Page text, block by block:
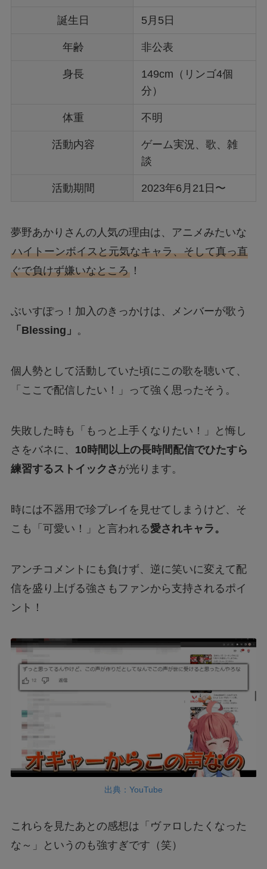
誕生日 5月5日
年齢 非公表
身長
149cm（リンゴ4個
分）
体重 不明
活動内容
ゲーム実況、歌、雑
談
活動期間 2023年6月21日〜
夢野あかりさんの人気の理由は、アニメみたいな
ハイトーンボイスと元気なキャラ、そして真っ直
ぐで負けず嫌いなところ！
ぶいすぽっ！加入のきっかけは、メンバーが歌う
「Blessing」 。
個人勢として活動していた頃にこの歌を聴いて、
「ここで配信したい！」って強く思ったそう。
失敗した時も「もっと上手くなりたい！」と悔し
さをバネに、 10時間以上の長時間配信でひたすら
練習するストイックさ が光ります。
時には不器用で珍プレイを見せてしまうけど、そ
こも「可愛い！」と言われる愛されキャラ。
アンチコメントにも負けず、逆に笑いに変えて配
信を盛り上げる強さもファンから支持されるポイ
ント！
出典：YouTube
これらを見たあとの感想は「ヴァロしたくなった
な～」というのも強すぎです（笑）